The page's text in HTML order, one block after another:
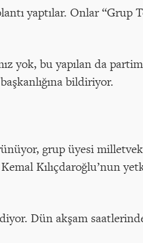
yaptılar. Onlar “Grup
yok, bu yapılan da
bildiriyor.
grup üyesi
Kılıçdaroğlu’nun
diyor. Dün akşam